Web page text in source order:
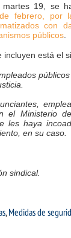
19, se
febrero, por
con
públicos
incluyen está el
el Ministerio
les haya
en su caso.
sindical.
, Medidas de